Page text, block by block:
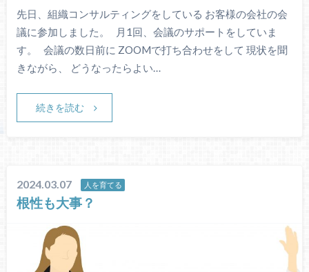
先日、組織コンサルティングをしている お客様の会社の会
議に参加しました。 月1回、会議のサポートをしていま
す。 会議の数日前に ZOOMで打ち合わせをして 現状を聞
きながら、 どうなったらよい…
続きを読む
2024.03.07 人を育てる
根性も大事？